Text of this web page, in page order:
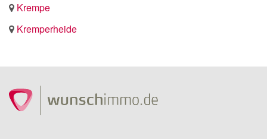
Krempe
Kremperheide